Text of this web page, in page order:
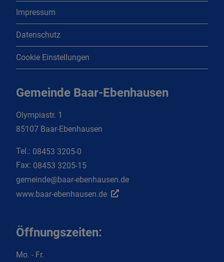
Impressum
Datenschutz
Cookie Einstellungen
Gemeinde Baar-Ebenhausen
Olympiastr. 1
85107 Baar-Ebenhausen
Tel.: 08453 3205-0
Fax: 08453 3205-15
gemeinde@baar-ebenhausen.de
www.baar-ebenhausen.de
Öffnungszeiten:
Mo. - Fr.